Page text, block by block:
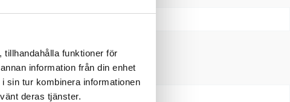
tillhandahålla funktioner för
information från din enhet
sin tur kombinera informationen
deras tjänster.